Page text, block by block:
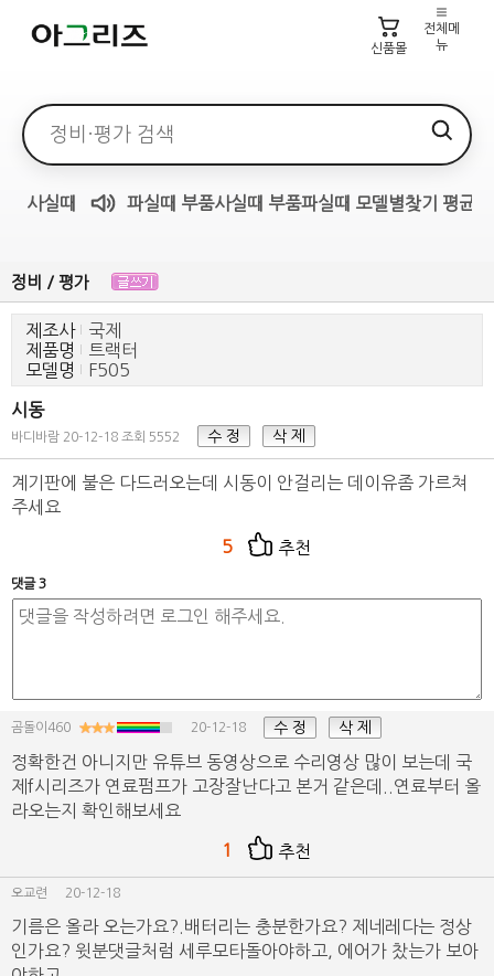
신품몰
전체메
뉴
검색어
사실때
매물무료듣기
파실때 부품사실때 부품파실때 모델별찾기 평균
정비 / 평가
제조사
국제
제품명
트랙터
모델명
F505
시동
바디바람 20-12-18 조회 5552 수 정 삭 제
계기판에 불은 다드러오는데 시동이 안걸리는 데이유좀 가르쳐
주세요
5 추천
댓글 3
곰돌이460 20-12-18 수 정 삭 제
정확한건 아니지만 유튜브 동영상으로 수리영상 많이 보는데 국
제f시리즈가 연료펌프가 고장잘난다고 본거 같은데..연료부터 올
라오는지 확인해보세요
1 추천
오교련 20-12-18
기름은 올라 오는가요?.배터리는 충분한가요? 제네레다는 정상
인가요? 윗분댓글처럼 세루모타돌아야하고, 에어가 찼는가 보아